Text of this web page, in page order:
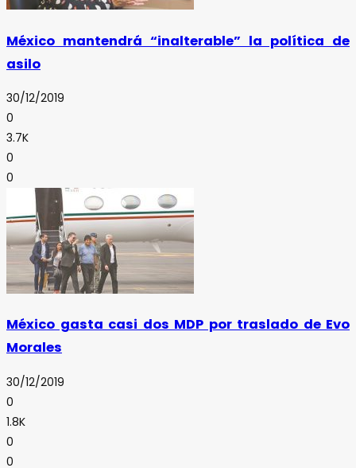
México mantendrá “inalterable” la política de
asilo
30/12/2019
0
3.7K
0
0
México gasta casi dos MDP por traslado de Evo
Morales
30/12/2019
0
1.8K
0
0